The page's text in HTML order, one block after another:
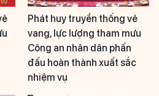
Phát huy truyền thống vẻ
vang, lực lượng tham mưu
Công an nhân dân phấn
đấu hoàn thành xuất sắc
nhiệm vụ